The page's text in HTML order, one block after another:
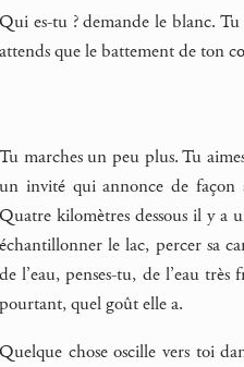
Qui es-tu ? demande le blanc.
attends que le battement de ton
Tu marches un peu plus. Tu
un invité qui annonce de façon
Quatre kilomètres dessous il y a
échantillonner le lac, percer sa
de l’eau, penses-tu, de l’eau
pourtant, quel goût elle a.
Quelque chose oscille vers toi